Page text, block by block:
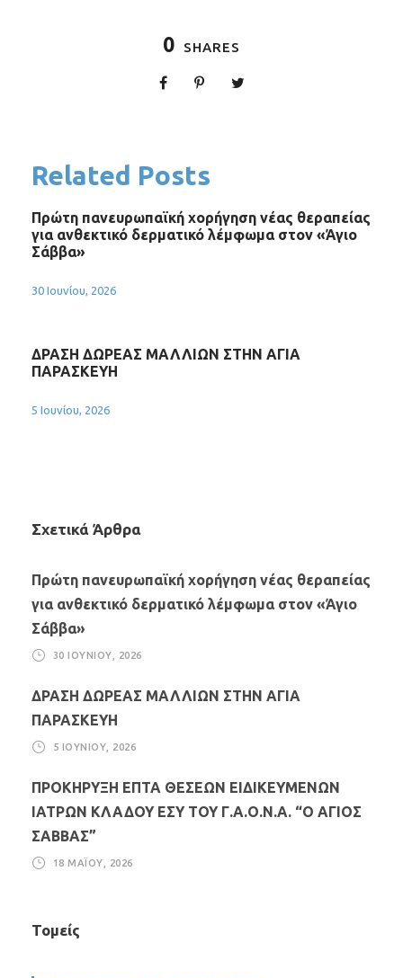
0 SHARES
Related Posts
Πρώτη πανευρωπαϊκή χορήγηση νέας θεραπείας
για ανθεκτικό δερματικό λέμφωμα στον «Άγιο
Σάββα»
30 Ιουνίου, 2026
ΔΡΑΣΗ ΔΩΡΕΑΣ ΜΑΛΛΙΩΝ ΣΤΗΝ ΑΓΙΑ
ΠΑΡΑΣΚΕΥΗ
5 Ιουνίου, 2026
Σχετικά Άρθρα
Πρώτη πανευρωπαϊκή χορήγηση νέας θεραπείας
για ανθεκτικό δερματικό λέμφωμα στον «Άγιο
Σάββα»
30 ΙΟΥΝΊΟΥ, 2026
ΔΡΑΣΗ ΔΩΡΕΑΣ ΜΑΛΛΙΩΝ ΣΤΗΝ ΑΓΙΑ
ΠΑΡΑΣΚΕΥΗ
5 ΙΟΥΝΊΟΥ, 2026
ΠΡΟΚΗΡΥΞΗ ΕΠΤΑ ΘΕΣΕΩΝ ΕΙΔΙΚΕΥΜΕΝΩΝ
ΙΑΤΡΩΝ ΚΛΑΔΟΥ ΕΣΥ ΤΟΥ Γ.Α.Ο.Ν.Α. “Ο ΑΓΙΟΣ
ΣΑΒΒΑΣ”
18 ΜΑΪ́ΟΥ, 2026
Τομείς